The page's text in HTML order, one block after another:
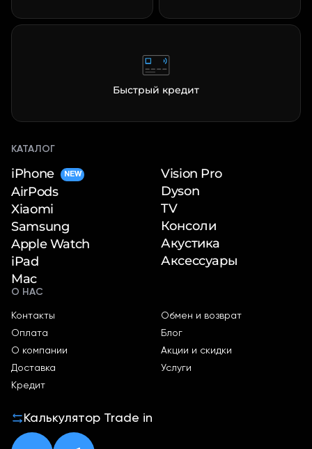
Быстрый кредит
КАТАЛОГ
iPhone NEW
AirPods
Xiaomi
Samsung
Apple Watch
iPad
Mac
Vision Pro
Dyson
TV
Консоли
Акустика
Аксессуары
О НАС
Контакты
Оплата
О компании
Доставка
Кредит
Обмен и возврат
Блог
Акции и скидки
Услуги
Калькулятор Trade in